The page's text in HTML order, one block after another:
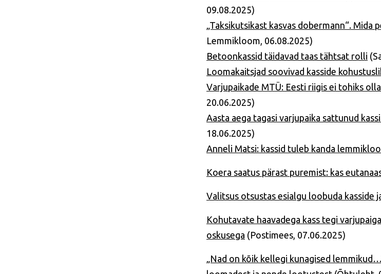
09.08.2025)
„Taksikutsikast kasvas dobermann“.
Lemmikloom, 06.08.2025)
Betoonkassid täidavad taas tähtsat rolli
Loomakaitsjad soovivad kasside
Varjupaikade MTÜ: Eesti riigis ei tohiks
20.06.2025)
Aasta aega tagasi varjupaika sattunud
18.06.2025)
Anneli Matsi: kassid tuleb kanda
Koera saatus pärast puremist: kas
Valitsus otsustas esialgu loobuda kasside
Kohutavate haavadega kass tegi
oskusega (Postimees, 07.06.2025)
„Nad on kõik kellegi kunagised